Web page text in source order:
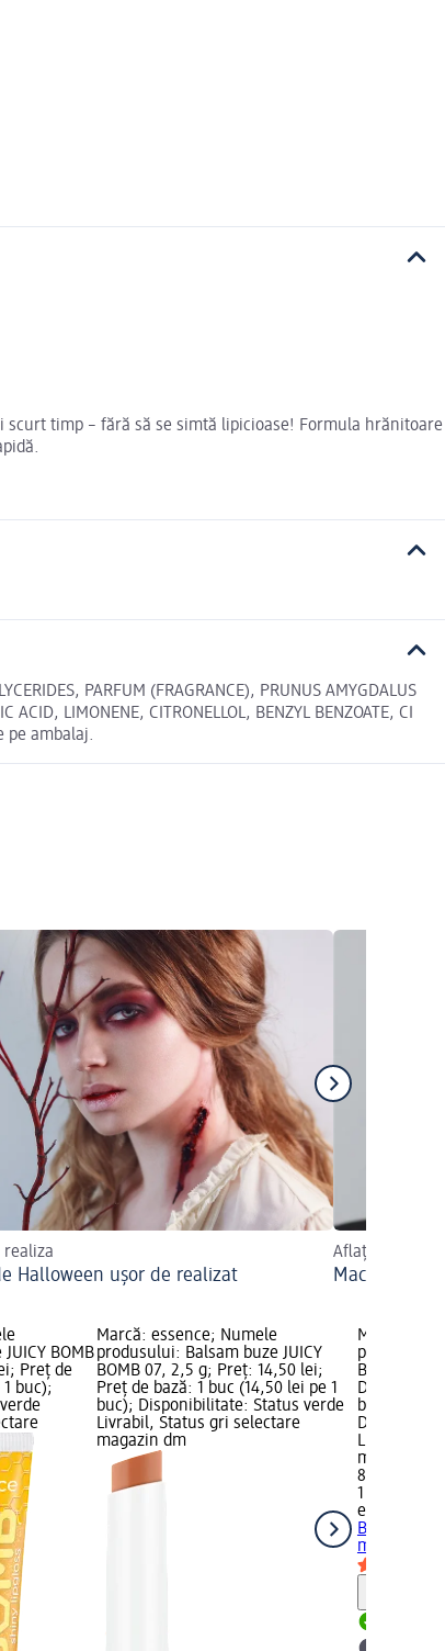
scurt timp – fără să se simtă lipicioase! Formula hrănitoare
PARFUM (FRAGRANCE), PRUNUS AMYGDALUS
ACID, LIMONENE, CITRONELLOL, BENZYL BENZOATE, CI
pe ambalaj.
Halloween ușor de realizat
Aflați mai
Machiaj de
BOMB
Preț de
buc);
Marcă: essence; Numele
produsului: Balsam buze JUICY
BOMB 07, 2,5 g; Preț: 14,50 lei;
Preț de bază: 1 buc (14,50 lei pe 1
buc); Disponibilitate: Status verde
Livrabil, Status gri selectare
magazin dm
Marcă:
produsului:
Birthday
Day, 10
bază: 1
Livrabil,
magazin
8,00 lei
1 buc (8,00
essence
Birthday
ml